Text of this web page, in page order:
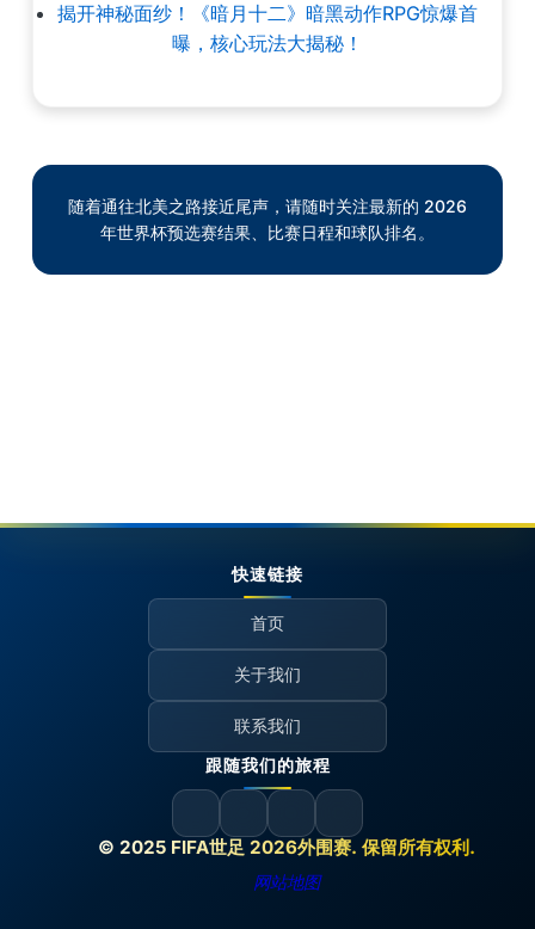
揭开神秘面纱！《暗月十二》暗黑动作RPG惊爆首
曝，核心玩法大揭秘！
随着通往北美之路接近尾声，请随时关注最新的 2026
年世界杯预选赛结果、比赛日程和球队排名。
© 2025 FIFA世足 2026外围赛. 保留所有权利.
网站地图
快速链接
首页
关于我们
联系我们
跟随我们的旅程